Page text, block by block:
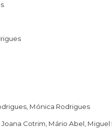
Mónica Rodrigues
Cotrim, Mário Abel,